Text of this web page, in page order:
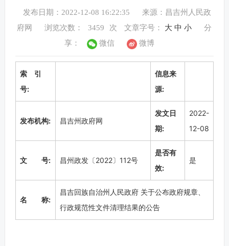
发布日期：2022-12-08 16:22:35
来源：昌吉州人民政
府网
浏览次数： 3459 次 文章字号： 大 中 小
分
享：
微信 微博
索 引
号:
信息来
源:
发布机构: 昌吉州政府网
发文日
期:
2022-
12-08
文 号: 昌州政发〔2022〕112号
是否有
效:
是
名 称:
昌吉回族自治州人民政府 关于公布政府规章、
行政规范性文件清理结果的公告